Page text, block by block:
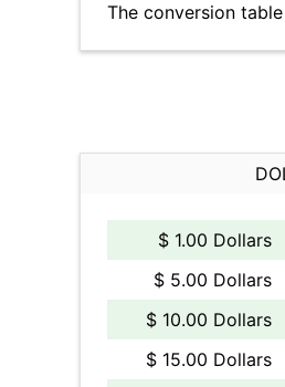
The conversion
$ 1.00 Dollars
$ 5.00 Dollars
$ 10.00 Dollars
$ 15.00 Dollars